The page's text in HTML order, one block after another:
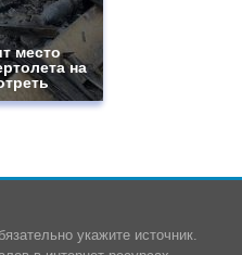
место
на
укажите источник.